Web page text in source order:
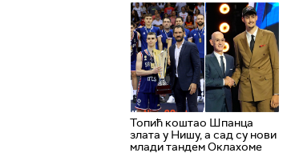
Топић коштао Шпанца
злата у Нишу, а сад су нови
млади тандем Оклахоме